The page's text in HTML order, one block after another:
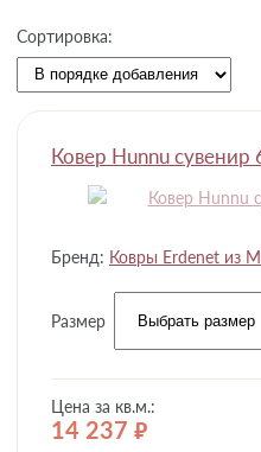
Сортировка:
Ковер Hunnu
Бренд: Ковры Erdenet из
Размер
Цена за кв.м.:
14 237 руб.